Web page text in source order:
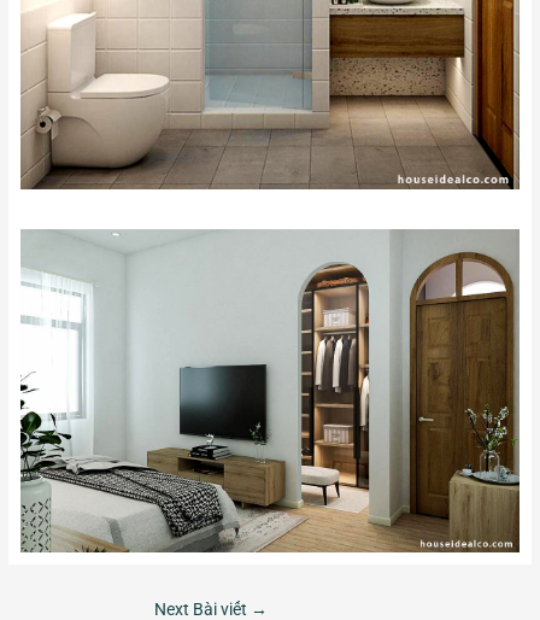
Next Bài viết →